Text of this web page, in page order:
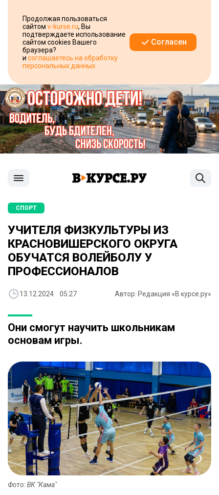
Продолжая пользоваться
сайтом v-kurse.ru, Вы
подтверждаете использование
сайтом cookies Вашего
браузера?
и соглашаетесь на обработку
персональных данных
Согласен
СПОРТ
УЧИТЕЛЯ ФИЗКУЛЬТУРЫ ИЗ
КРАСНОВИШЕРСКОГО ОКРУГА
ОБУЧАТСЯ ВОЛЕЙБОЛУ У
ПРОФЕССИОНАЛОВ
13.12.2024 05:27 Автор: Редакция «В курсе.ру»
Они смогут научить школьникам
основам игры.
Фото: ВК "Кама"